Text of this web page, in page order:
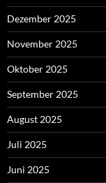
Dezember 2025
November 2025
Oktober 2025
September 2025
August 2025
Juli 2025
Juni 2025